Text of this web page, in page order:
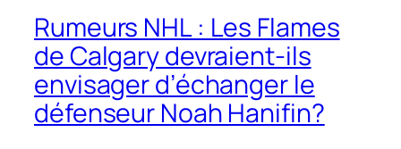
Rumeurs NHL : Les Flames
de Calgary devraient-ils
envisager d’échanger le
défenseur Noah Hanifin?